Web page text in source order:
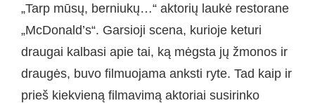
„Tarp mūsų, berniukų…“ aktorių laukė restorane
„McDonald’s“. Garsioji scena, kurioje keturi
draugai kalbasi apie tai, ką mėgsta jų žmonos ir
draugės, buvo filmuojama anksti ryte. Tad kaip ir
prieš kiekvieną filmavimą aktoriai susirinko